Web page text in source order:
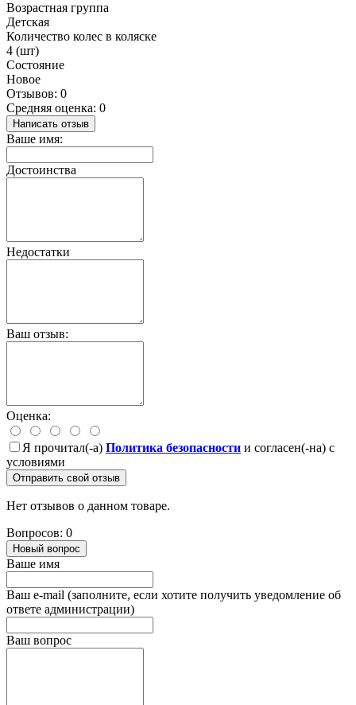
Возрастная группа
Детская
Количество колес в коляске
4 (шт)
Состояние
Новое
Отзывов: 0
Средняя оценка: 0
Написать отзыв
Ваше имя:
Достоинства
Недостатки
Ваш отзыв:
Оценка:
Я прочитал(-а) Политика безопасности и согласен(-на) с
условиями
Отправить свой отзыв
Нет отзывов о данном товаре.
Вопросов: 0
Новый вопрос
Ваше имя
Ваш e-mail (заполните, если хотите получить уведомление об
ответе администрации)
Ваш вопрос